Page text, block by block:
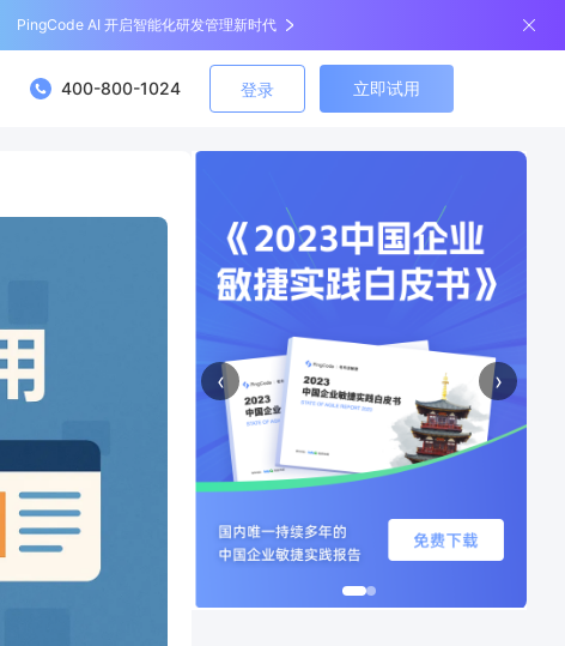
PingCode AI 开启智能化研发管理新时代
400-800-1024 登录 立即试用
‹ ›